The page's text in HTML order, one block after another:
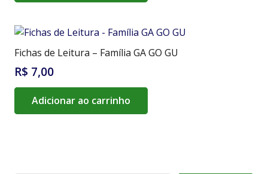
Fichas de Leitura – Família GA GO GU
R$ 7,00
Adicionar ao carrinho